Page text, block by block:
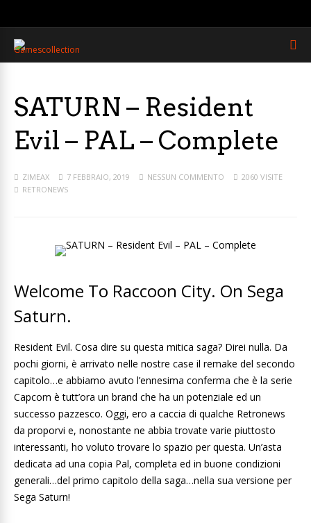
SATURN – Resident
Evil – PAL – Complete
ZIMEAX 7 FEBBRAIO, 2019 NESSUN COMMENTO
2060 VISITE
RETRONEWS
Welcome To Raccoon City. On Sega
Saturn.
Resident Evil. Cosa dire su questa mitica saga? Direi nulla. Da
pochi giorni, è arrivato nelle nostre case il remake del secondo
capitolo…e abbiamo avuto l’ennesima conferma che è la serie
Capcom è tutt’ora un brand che ha un potenziale ed un
successo pazzesco. Oggi, ero a caccia di qualche Retronews
da proporvi e, nonostante ne abbia trovate varie piuttosto
interessanti, ho voluto trovare lo spazio per questa. Un’asta
dedicata ad una copia Pal, completa ed in buone condizioni
generali…del primo capitolo della saga…nella sua versione per
Sega Saturn!